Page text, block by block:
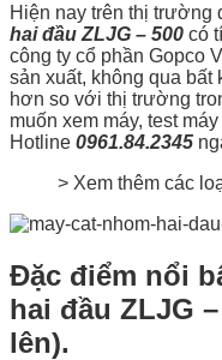
Hiện nay trên thị trường
hai đầu ZLJG – 500 có
công ty cổ phần Gopco
sản xuất, không qua bất
hơn so với thị trường
muốn xem máy, test
Hotline 0961.84.2345
> Xem thêm các
Đặc điểm nổi
hai đầu ZLJG
lên).